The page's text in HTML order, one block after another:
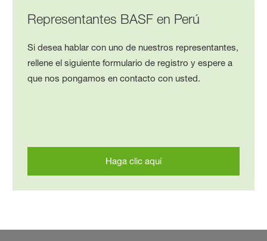
Representantes BASF en Perú
Si desea hablar con uno de nuestros representantes,
rellene el siguiente formulario de registro y espere a
que nos pongamos en contacto con usted.
Haga clic aquí